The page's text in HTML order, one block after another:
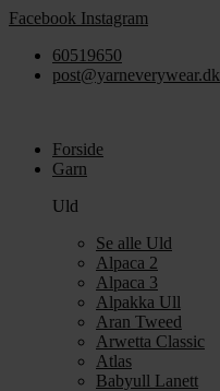
Videre
indhold
Facebook Instagram
60519650
post@yarneverywear.dk
Forside
Garn
Uld
Se alle Uld
Alpaca 2
Alpaca 3
Alpakka Ull
Aran Tweed
Arwetta Classic
Atlas
Babyull Lanett